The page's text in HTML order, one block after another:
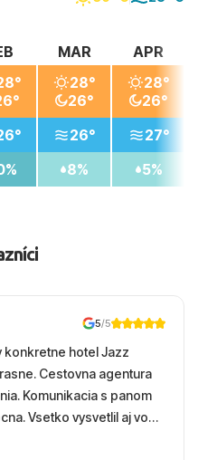
MAR
28°
26°
26°
8%
APR
28°
26°
27°
5%
5/5
konkretne hotel Jazz
Cestovna agentura
Komunikacia s panom
Vsetko vysvetlil aj vo
Hotel